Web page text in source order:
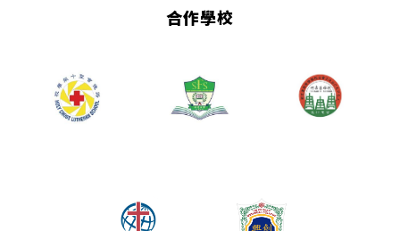
合作學校